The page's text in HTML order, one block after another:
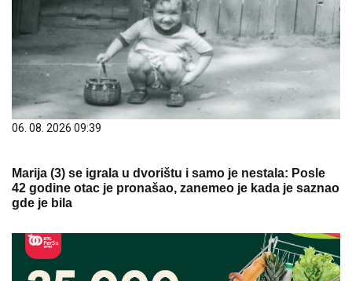
06. 08. 2026 09:39
Marija (3) se igrala u dvorištu i samo je nestala: Posle
42 godine otac je pronašao, zanemeo je kada je saznao
gde je bila